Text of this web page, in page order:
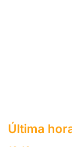
Última